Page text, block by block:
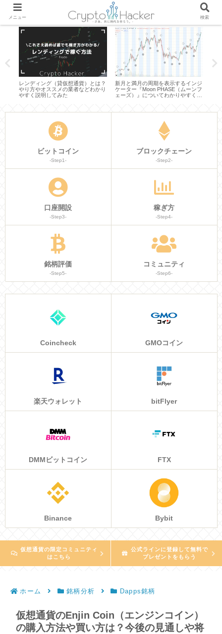
レンディング（貸仮想通貨）とは？
やり方やオススメの業者などわかり
やすく説明してみた
新月と満月の周期を表示するインジ
ケーター『Moon PHASE（ムーンフ
ェーズ）』についてわかりやすく説
ビットコイン
-Step1-
ブロックチェーン
-Step2-
口座開設
-Step3-
稼ぎ方
-Step4-
銘柄評価
-Step5-
コミュニティ
-Step6-
Coincheck GMOコイン
楽天ウォレット bitFlyer
DMMビットコイン FTX
Binance Bybit
仮想通貨の限定コミュニティ
はこちら
公式ラインに登録して無料で
プレゼントをもらう
ホーム 銘柄分析 Dapps銘柄
仮想通貨のEnjin Coin（エンジンコイン）
の購入方法や買い方は？今後の見通しや将
メニュー 検索